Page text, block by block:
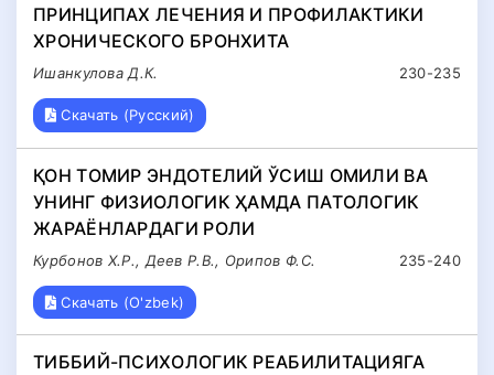
ПРИНЦИПАХ ЛЕЧЕНИЯ И ПРОФИЛАКТИКИ
ХРОНИЧЕСКОГО БРОНХИТА
230-235
Ишанкулова Д.К.
Скачать (Русский)
ҚОН ТОМИР ЭНДОТЕЛИЙ ЎСИШ ОМИЛИ ВА
УНИНГ ФИЗИОЛОГИК ҲАМДА ПАТОЛОГИК
ЖАРАЁНЛАРДАГИ РОЛИ
235-240
Курбонов Х.Р., Деев Р.В., Орипов Ф.С.
Скачать (O'zbek)
ТИББИЙ-ПСИХОЛОГИК РЕАБИЛИТАЦИЯГА